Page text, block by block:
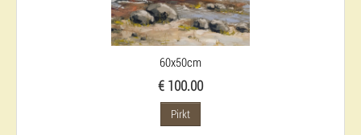
60x50cm
€ 100.00
Pirkt